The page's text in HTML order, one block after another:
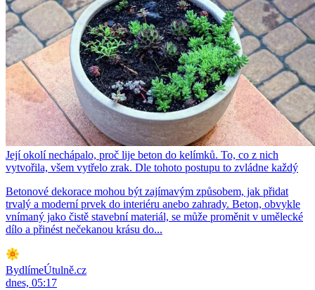
Její okolí nechápalo, proč lije beton do kelímků. To, co z nich
vytvořila, všem vytřelo zrak. Dle tohoto postupu to zvládne každý
Betonové dekorace mohou být zajímavým způsobem, jak přidat
trvalý a moderní prvek do interiéru anebo zahrady. Beton, obvykle
vnímaný jako čistě stavební materiál, se může proměnit v umělecké
dílo a přinést nečekanou krásu do...
BydlímeÚtulně.cz
dnes, 05:17